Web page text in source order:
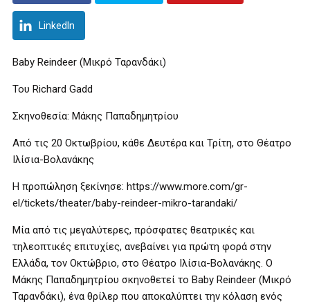
LinkedIn
Baby Reindeer (Μικρό Ταρανδάκι)
Του Richard Gadd
Σκηνοθεσία: Μάκης Παπαδημητρίου
Από τις 20 Οκτωβρίου, κάθε Δευτέρα και Τρίτη, στο Θέατρο
Ιλίσια-Βολανάκης
Η προπώληση ξεκίνησε: https://www.more.com/gr-
el/tickets/theater/baby-reindeer-mikro-tarandaki/
Μία από τις μεγαλύτερες, πρόσφατες θεατρικές και
τηλεοπτικές επιτυχίες, ανεβαίνει για πρώτη φορά στην
Ελλάδα, τον Οκτώβριο, στο Θέατρο Ιλίσια-Βολανάκης. Ο
Μάκης Παπαδημητρίου σκηνοθετεί το Baby Reindeer (Μικρό
Ταρανδάκι), ένα θρίλερ που αποκαλύπτει την κόλαση ενός